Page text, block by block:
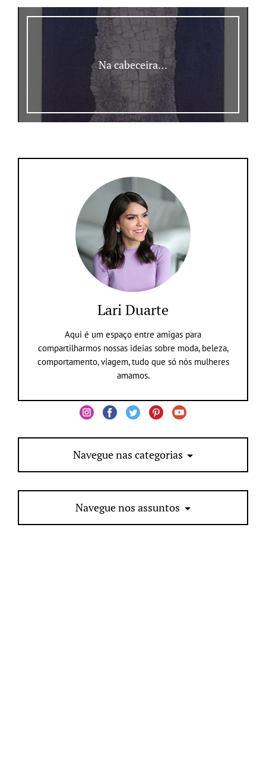
Na cabeceira…
Lari Duarte
Aqui é um espaço entre amigas para
compartilharmos nossas ideias sobre moda, beleza,
comportamento, viagem, tudo que só nós mulheres
amamos.
Navegue nas categorias
Navegue nos assuntos